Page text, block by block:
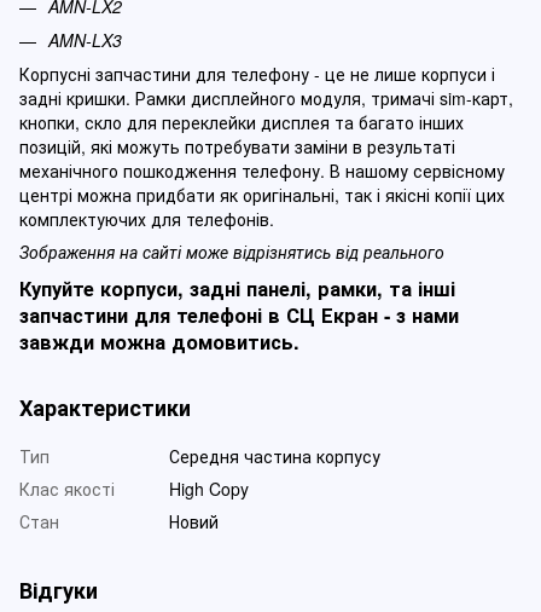
AMN-LX2
AMN-LX3
Корпусні запчастини для телефону - це не лише корпуси і
задні кришки. Рамки дисплейного модуля, тримачі sim-карт,
кнопки, скло для переклейки дисплея та багато інших
позицій, які можуть потребувати заміни в результаті
механічного пошкодження телефону. В нашому сервісному
центрі можна придбати як оригінальні, так і якісні копії цих
комплектуючих для телефонів.
Зображення на сайті може відрізнятись від реального
Купуйте корпуси, задні панелі, рамки, та інші
запчастини для телефоні в СЦ Екран - з нами
завжди можна домовитись.
Характеристики
Тип
Середня частина корпусу
Клас якості
High Copy
Стан
Новий
Відгуки